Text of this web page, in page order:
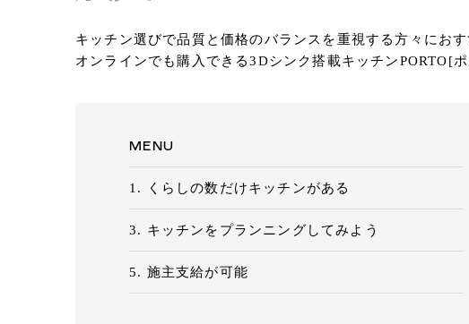
Threads
URLをコピー
キッチン選びで品質と価格のバランスを重視する方々におす
オンラインでも購入できる3Dシンク搭載キッチンPORTO[
MENU
くらしの数だけキッチンがある
キッチンをプランニングしてみよう
施主支給が可能